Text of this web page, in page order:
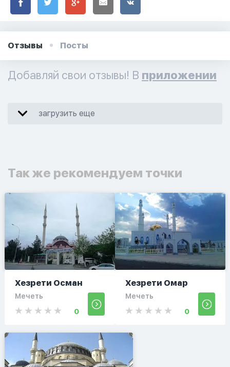
Отзывы Посты
Добавляй свои отзывы! В приложении
загрузить еще
Так же рекомендуем точки
Хезрети Осман
Мечеть
0
Хезрети Омар
Мечеть
0